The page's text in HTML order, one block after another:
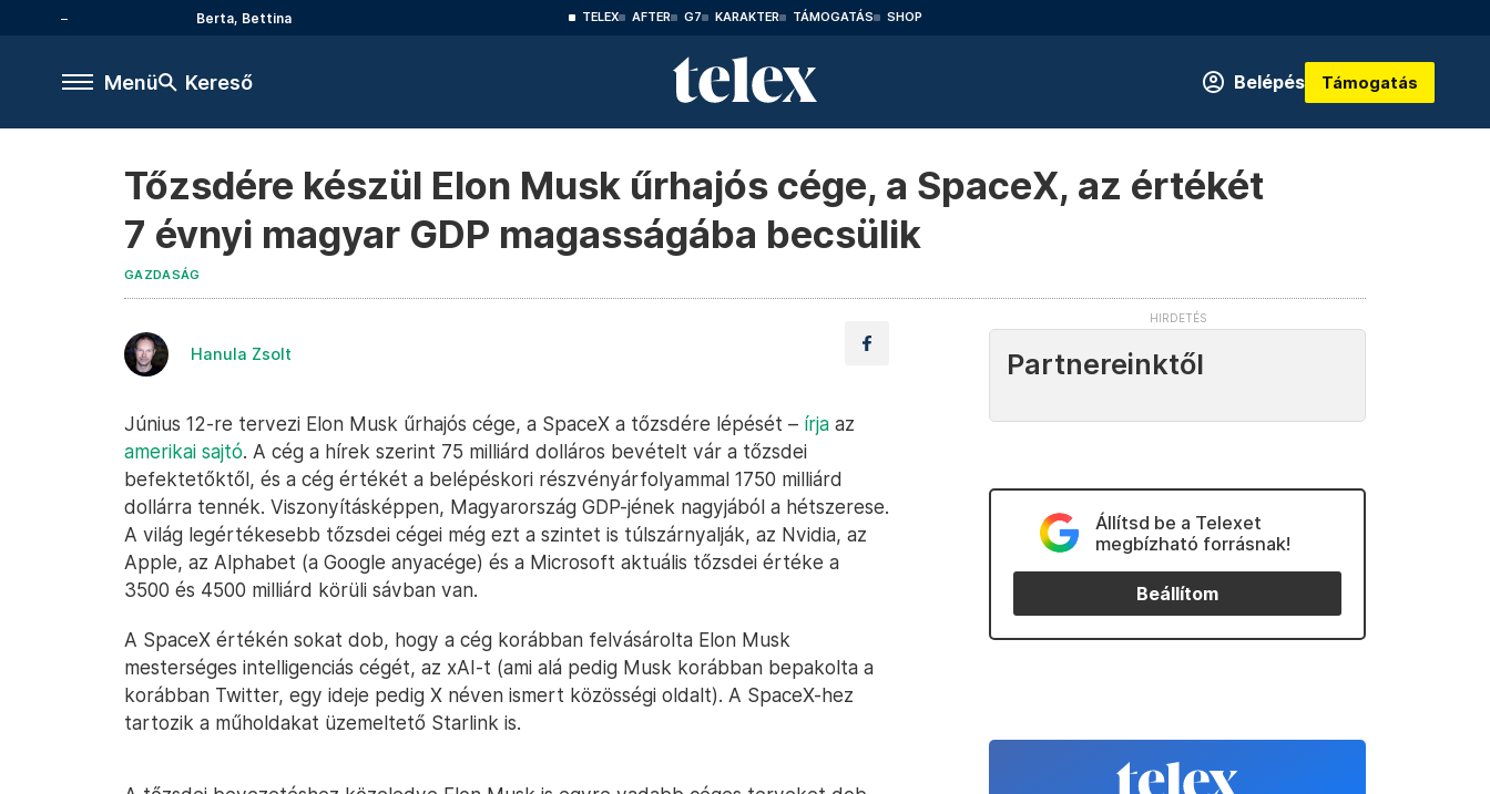
Berta, Bettina TELEX AFTER G7 KARAKTER TÁMOGATÁS SHOP
Menü Kereső Belépés Támogatás
Tőzsdére készül Elon Musk űrhajós cége, a SpaceX, az értékét
7 évnyi magyar GDP magasságába becsülik
GAZDASÁG
Hanula Zsolt
Június 12-re tervezi Elon Musk űrhajós cége, a SpaceX a tőzsdére lépését – írja az
amerikai sajtó. A cég a hírek szerint 75 milliárd dolláros bevételt vár a tőzsdei
befektetőktől, és a cég értékét a belépéskori részvényárfolyammal 1750 milliárd
dollárra tennék. Viszonyításképpen, Magyarország GDP-jének nagyjából a hétszerese.
A világ legértékesebb tőzsdei cégei még ezt a szintet is túlszárnyalják, az Nvidia, az
Apple, az Alphabet (a Google anyacége) és a Microsoft aktuális tőzsdei értéke a
3500 és 4500 milliárd körüli sávban van.
A SpaceX értékén sokat dob, hogy a cég korábban felvásárolta Elon Musk
mesterséges intelligenciás cégét, az xAI-t (ami alá pedig Musk korábban bepakolta a
korábban Twitter, egy ideje pedig X néven ismert közösségi oldalt). A SpaceX-hez
tartozik a műholdakat üzemeltető Starlink is.
Partnereinktől
Állítsd be a Telexet
megbízható forrásnak!
Beállítom